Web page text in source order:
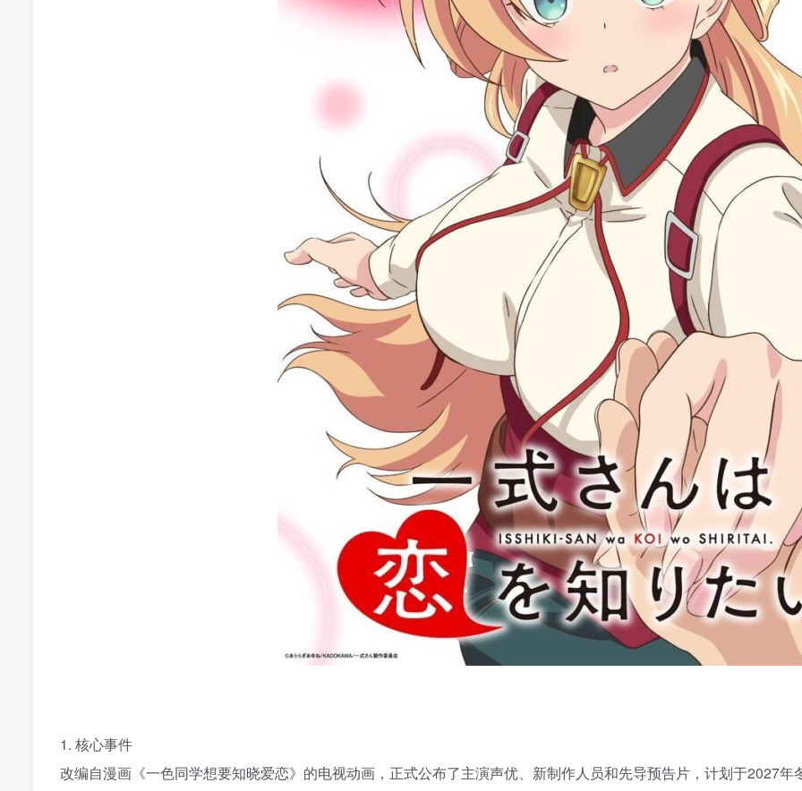
1. 核心事件
改编自漫画《一色同学想要知晓爱恋》的电视动画，正式公布了主演声优、新制作人员和先导预告片，计划于2027年